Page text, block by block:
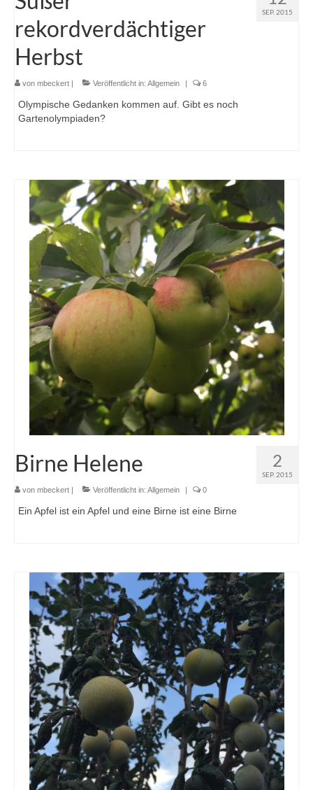
SEP. 2015
rekordverdächtiger
Herbst
von mbeckert | Veröffentlicht in: Allgemein | 6
Olympische Gedanken kommen auf. Gibt es noch
Gartenolympiaden?
2
SEP. 2015
Birne Helene
von mbeckert | Veröffentlicht in: Allgemein | 0
Ein Apfel ist ein Apfel und eine Birne ist eine Birne